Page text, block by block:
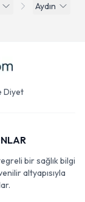
Aydın
Diyet
bir sağlık bilgi
altyapısıyla